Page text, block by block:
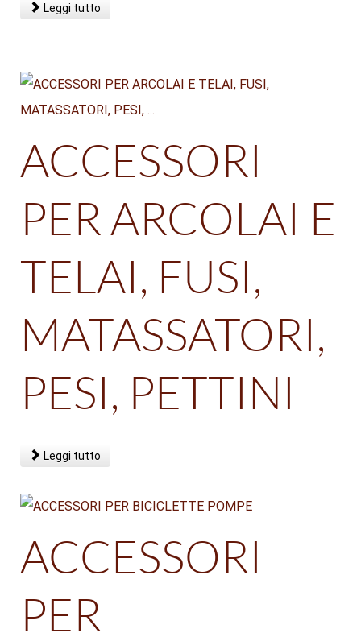
Leggi tutto
ACCESSORI
PER ARCOLAI E
TELAI, FUSI,
MATASSATORI,
PESI, PETTINI
Leggi tutto
ACCESSORI
PER